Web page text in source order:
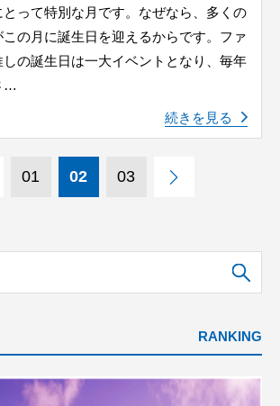
って特別な月です。なぜなら、多くの
この月に誕生日を迎えるからです。ファ
しの誕生日は一大イベントとなり、毎年
…
続きを見る
« 前へ
01 02 03
RANKING